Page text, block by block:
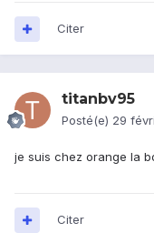
Citer
titanbv95
Posté(e) 29
je suis chez orange la
Citer